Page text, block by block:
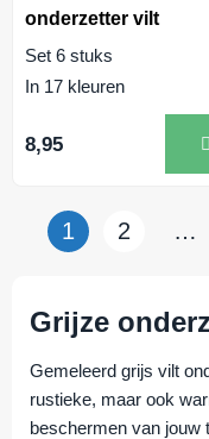
onderzetter vilt
Set 6 stuks
In 17 kleuren
8,95
1 2 …
Grijze
Gemeleerd grijs vilt
rustieke, maar ook
beschermen van jouw